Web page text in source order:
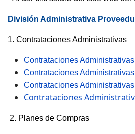
División Administrativa
1. Contrataciones Administrativas
Contrataciones
Contrataciones
Contrataciones
Contrataciones
2. Planes de Compras